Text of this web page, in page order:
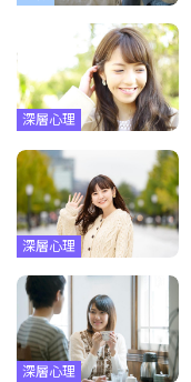
深層心理
深層心理
深層心理